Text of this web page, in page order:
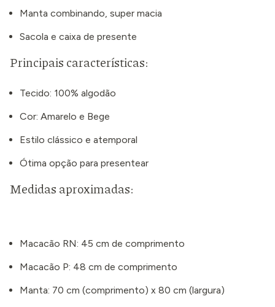
Manta combinando, super macia
Sacola e caixa de presente
Principais características:
Tecido: 100% algodão
Cor: Amarelo e Bege
Estilo clássico e atemporal
Ótima opção para presentear
Medidas aproximadas:
Macacão RN: 45 cm de comprimento
Macacão P: 48 cm de comprimento
Manta: 70 cm (comprimento) x 80 cm (largura)